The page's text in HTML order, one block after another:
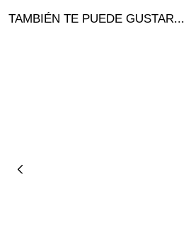
TAMBIÉN TE PUEDE GUSTAR...